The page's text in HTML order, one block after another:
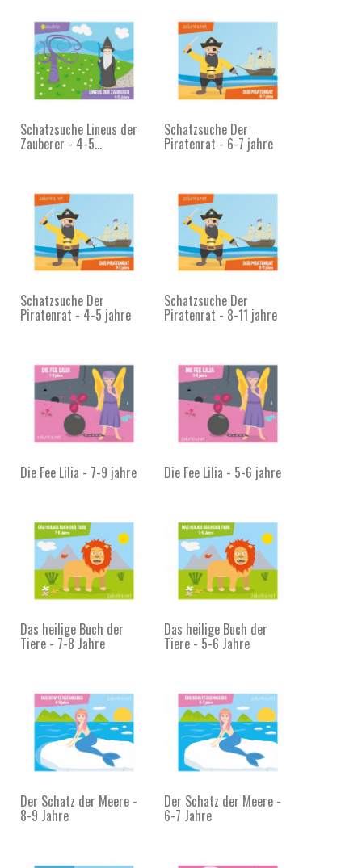
Schatzsuche Lineus der
Zauberer - 4-5...
Schatzsuche Der
Piratenrat - 6-7 jahre
Schatzsuche Der
Piratenrat - 4-5 jahre
Schatzsuche Der
Piratenrat - 8-11 jahre
Die Fee Lilia - 7-9 jahre Die Fee Lilia - 5-6 jahre
Das heilige Buch der
Tiere - 7-8 Jahre
Das heilige Buch der
Tiere - 5-6 Jahre
Der Schatz der Meere -
8-9 Jahre
Der Schatz der Meere -
6-7 Jahre